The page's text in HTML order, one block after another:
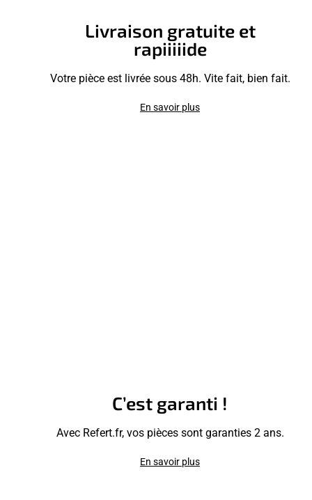
Livraison gratuite et
rapiiiiide
Votre pièce est livrée sous 48h. Vite fait, bien fait.
En savoir plus
C’est garanti !
Avec Refert.fr, vos pièces sont garanties 2 ans.
En savoir plus